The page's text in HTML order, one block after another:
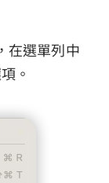
在選單列中
。